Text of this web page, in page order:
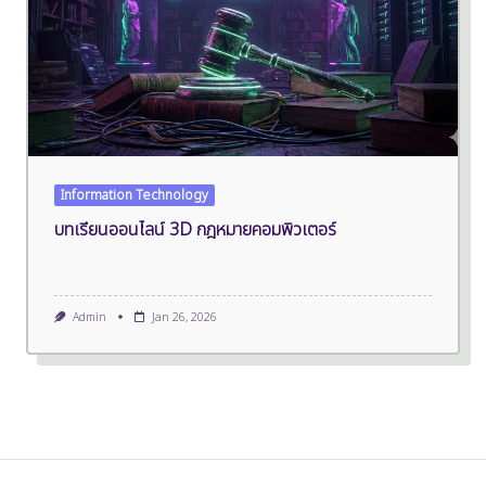
Information Technology
บทเรียนออนไลน์ 3D กฎหมายคอมพิวเตอร์
Admin Jan 26, 2026